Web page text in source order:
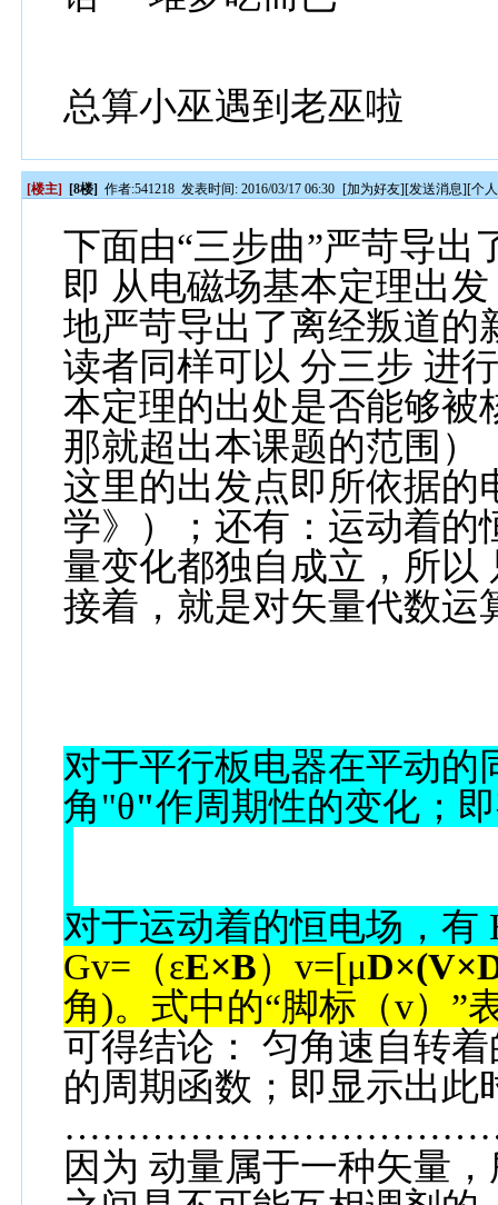
总算小巫遇到老巫啦
[楼主] [8楼] 作者:541218 发表时间: 2016/03/17 06:30 [加为好友][发送消息][个
下面由“三步曲”严苛导出
即 从电磁场基本定理出发
地严苛导出了离经叛道的
读者同样可以 分三步 进
本定理的出处是否能够被
那就超出本课题的范围）
这里的出发点即所依据的
学》）；还有：运动着的
量变化都独自成立，所以
接着，就是对矢量代数运
对于平行板电器在平动
角"θ"作周期性的变化；
对于运动着的恒电场，有
Gv= （εE×B）v=[μ
角)。式中的“脚标（v） ”
可得结论：
匀角速自转
的周期函数；即显示出
因为 动量属于一种矢量